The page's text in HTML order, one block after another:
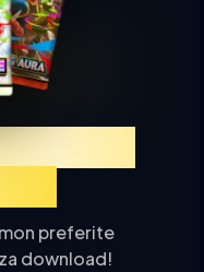
preferite
download!